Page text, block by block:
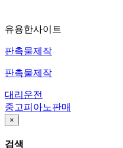
유용한사이트
판촉물제작
판촉물제작
대리운전
중고피아노판매
×
검색